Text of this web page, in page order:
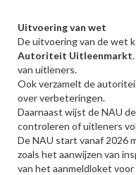
Uitvoering van wet
De uitvoering van de wet
Autoriteit Uitleenmarkt
van uitleners.
Ook verzamelt de
over verbeteringen.
Daarnaast wijst de NAU
controleren of uitleners
De NAU start vanaf 2026
zoals het aanwijzen van
van het aanmeldloket